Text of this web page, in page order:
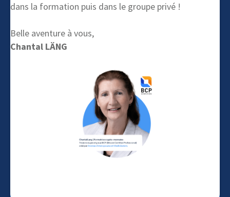
dans la formation puis dans le groupe privé !
Belle aventure à vous,
Chantal LÄNG